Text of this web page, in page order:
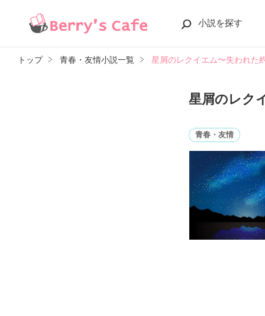
小説を探す
トップ 青春・友情小説一覧 星屑のレクイエム〜失われた
星屑のレク
青春・友情